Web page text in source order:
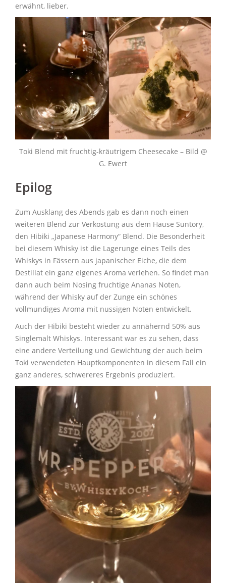
erwähnt, lieber.
Toki Blend mit fruchtig-kräutrigem Cheesecake – Bild @
G. Ewert
Epilog
Zum Ausklang des Abends gab es dann noch einen
weiteren Blend zur Verkostung aus dem Hause Suntory,
den Hibiki „Japanese Harmony“ Blend. Die Besonderheit
bei diesem Whisky ist die Lagerunge eines Teils des
Whiskys in Fässern aus japanischer Eiche, die dem
Destillat ein ganz eigenes Aroma verlehen. So findet man
dann auch beim Nosing fruchtige Ananas Noten,
während der Whisky auf der Zunge ein schönes
vollmundiges Aroma mit nussigen Noten entwickelt.
Auch der Hibiki besteht wieder zu annähernd 50% aus
Singlemalt Whiskys. Interessant war es zu sehen, dass
eine andere Verteilung und Gewichtung der auch beim
Toki verwendeten Hauptkomponenten in diesem Fall ein
ganz anderes, schwereres Ergebnis produziert.